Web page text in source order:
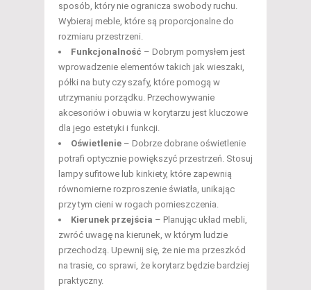
sposób, który nie ogranicza swobody ruchu.
Wybieraj meble, które są proporcjonalne do
rozmiaru przestrzeni.
Funkcjonalność – Dobrym pomysłem jest
wprowadzenie elementów takich jak wieszaki,
półki na buty czy szafy, które pomogą w
utrzymaniu porządku. Przechowywanie
akcesoriów i obuwia w korytarzu jest kluczowe
dla jego estetyki i funkcji.
Oświetlenie – Dobrze dobrane oświetlenie
potrafi optycznie powiększyć przestrzeń. Stosuj
lampy sufitowe lub kinkiety, które zapewnią
równomierne rozproszenie światła, unikając
przy tym cieni w rogach pomieszczenia.
Kierunek przejścia – Planując układ mebli,
zwróć uwagę na kierunek, w którym ludzie
przechodzą. Upewnij się, że nie ma przeszkód
na trasie, co sprawi, że korytarz będzie bardziej
praktyczny.